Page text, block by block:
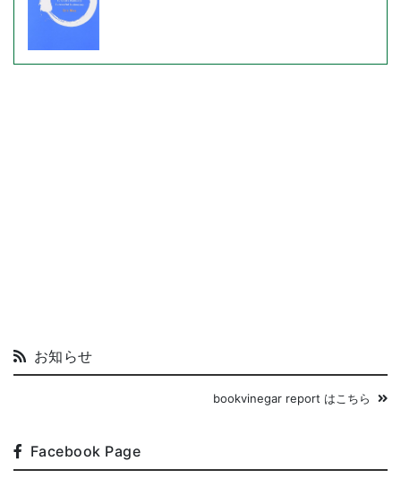
お知らせ
bookvinegar report はこちら
Facebook Page